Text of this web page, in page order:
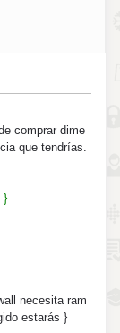
comprar dime
que tendrías.
}
necesita ram
estarás }